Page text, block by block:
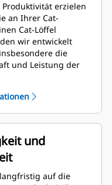
Produktivität erzielen
an Ihrer Cat-
Cat-Löffel
wir entwickelt
die
und Leistung der
Materialfluss in
zusätzliche
verhindert ein
Unterseite des
Wartungskosten
ist beim
Cat-Löffel
und
auf die